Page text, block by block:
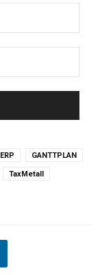
ERP GANTTPLAN
TaxMetall